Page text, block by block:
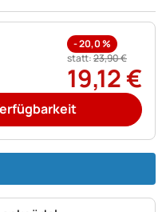
-20,0%
statt:23,90€
19,12€